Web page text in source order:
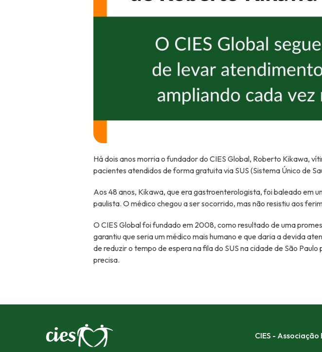
Há dois anos morria o fundador do CIES Global, Roberto Kikawa,
pacientes atendidos de forma gratuita via SUS (Sistema Único de
Aos 48 anos, Kikawa, que era gastroenterologista, foi baleado em
paulista. O médico chegou a ser socorrido, mas não resistiu aos
O CIES Global foi fundado em 2008, como resultado de uma
garantiu que seria um médico mais humano e que daria a devida
de reduzir o tempo de espera na fila do SUS na cidade de São
precisa.
CIES -